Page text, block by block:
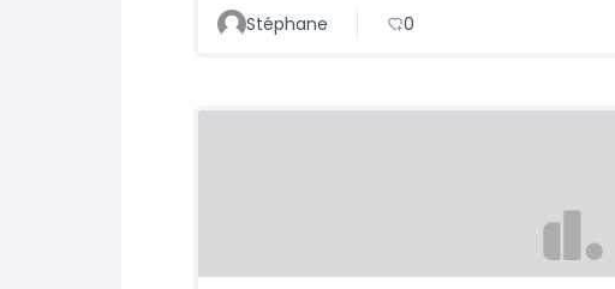
Stéphane 0